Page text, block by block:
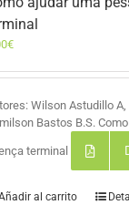
€
Wilson Astudillo
Bastos B.S.
terminal
al carrito